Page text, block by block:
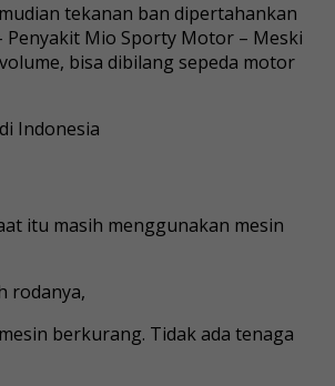
tekanan ban dipertahankan
Mio Sporty Motor – Meski
bisa dibilang sepeda motor
Indonesia
itu masih menggunakan mesin
rodanya,
berkurang. Tidak ada tenaga